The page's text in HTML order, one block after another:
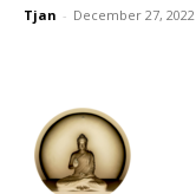
Tjan - December 27, 2022